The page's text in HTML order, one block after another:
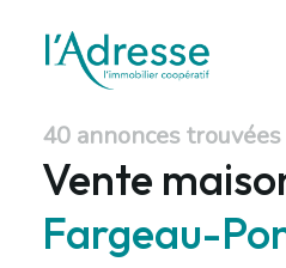
40 annonces trouvées
Vente
Fargeau-